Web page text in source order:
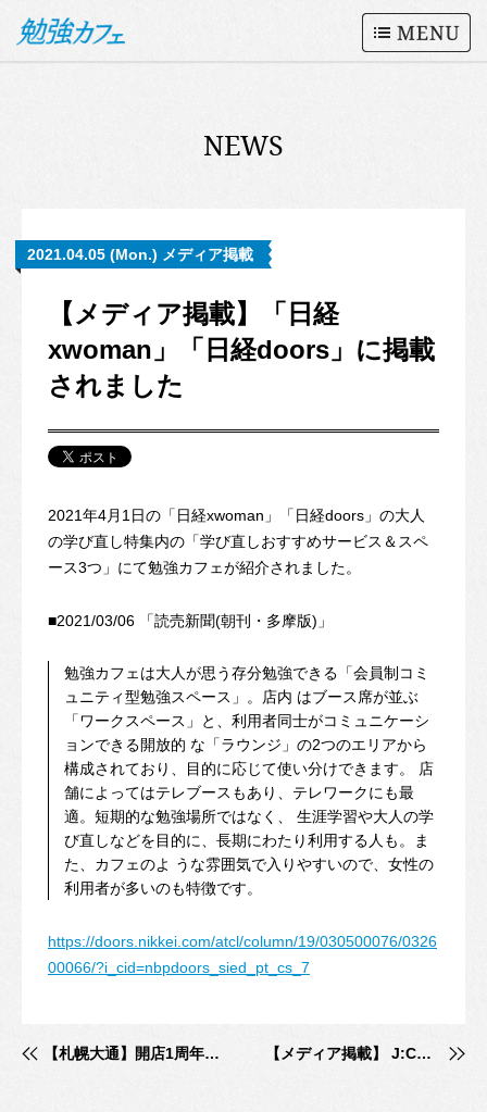
NEWS
2021.04.05 (Mon.) メディア掲載
【メディア掲載】「日経
xwoman」「日経doors」に掲載
されました
2021年4月1日の「日経xwoman」「日経doors」の大人
の学び直し特集内の「学び直しおすすめサービス＆スペ
ース3つ」にて勉強カフェが紹介されました。
■2021/03/06 「読売新聞(朝刊・多摩版)」
勉強カフェは大人が思う存分勉強できる「会員制コミ
ュニティ型勉強スペース」。店内 はブース席が並ぶ
「ワークスペース」と、利用者同士がコミュニケーシ
ョンできる開放的 な「ラウンジ」の2つのエリアから
構成されており、目的に応じて使い分けできます。 店
舗によってはテレブースもあり、テレワークにも最
適。短期的な勉強場所ではなく、 生涯学習や大人の学
び直しなどを目的に、⻑期にわたり利用する人も。ま
た、カフェのよ うな雰囲気で入りやすいので、女性の
利用者が多いのも特徴です。
https://doors.nikkei.com/atcl/column/19/030500076/0326
00066/?i_cid=nbpdoors_sied_pt_cs_7
【札幌大通】開店1周年を記念してキャンペーンを実施します！ 【メディア掲載】 J:COMチャンネル「ジモト応援！つながるNews」にて勉強カフェが特集されました